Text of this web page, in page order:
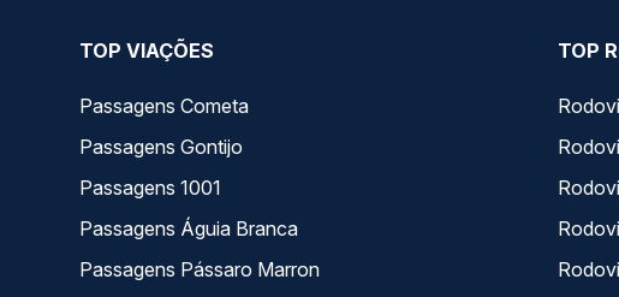
TOP VIAÇÕES
Passagens Cometa
Passagens Gontijo
Passagens 1001
Passagens Águia Branca
Passagens Pássaro Marron
TOP